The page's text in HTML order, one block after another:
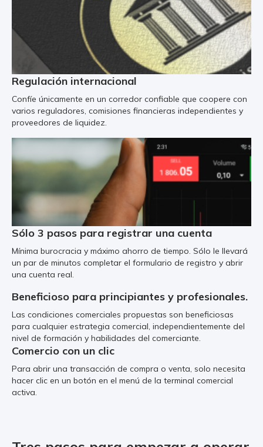
Regulación internacional
Confíe únicamente en un corredor confiable que coopere con
varios reguladores, comisiones financieras independientes y
proveedores de liquidez.
Sólo 3 pasos para registrar una cuenta
Mínima burocracia y máximo ahorro de tiempo. Sólo le llevará
un par de minutos completar el formulario de registro y abrir
una cuenta real.
Beneficioso para principiantes y profesionales.
Las condiciones comerciales propuestas son beneficiosas
para cualquier estrategia comercial, independientemente del
nivel de formación y habilidades del comerciante.
Comercio con un clic
Para abrir una transacción de compra o venta, solo necesita
hacer clic en un botón en el menú de la terminal comercial
activa.